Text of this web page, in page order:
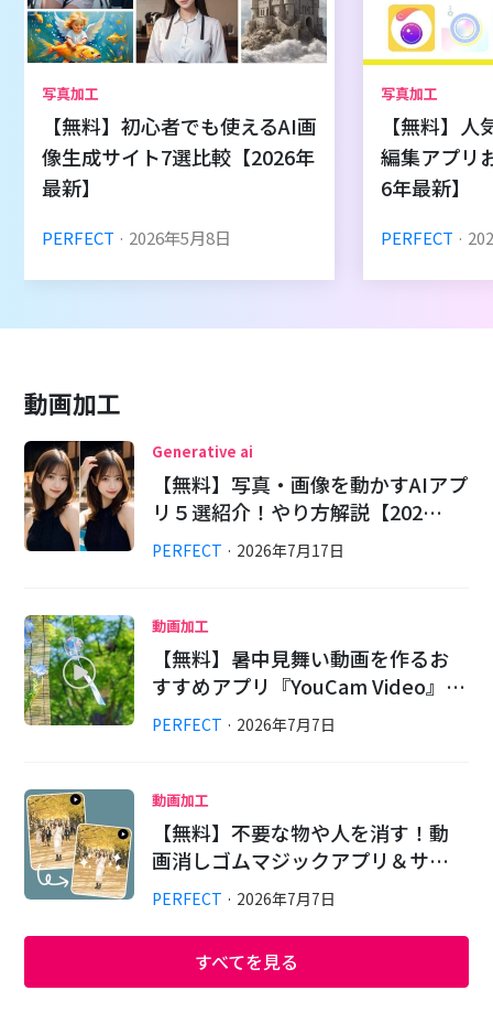
写真加工
【無料】初心者でも使えるAI画
像生成サイト7選比較【2026年
最新】
PERFECT · 2026年5月8日
写真加工
【無料】
編集アプリ
6年最新】
PERFECT ·
動画加工
Generative ai
【無料】写真・画像を動かすAIアプ
リ５選紹介！やり方解説【202…
PERFECT · 2026年7月17日
動画加工
【無料】暑中見舞い動画を作るお
すすめアプリ『YouCam Video』…
PERFECT · 2026年7月7日
動画加工
【無料】不要な物や人を消す！動
画消しゴムマジックアプリ＆サ…
PERFECT · 2026年7月7日
すべてを見る